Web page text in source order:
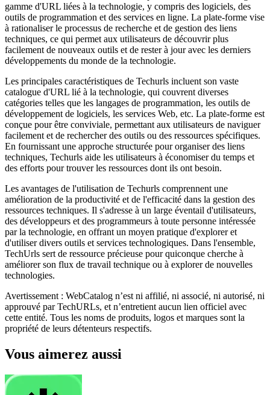
gamme d'URL liées à la technologie, y compris des logiciels, des
outils de programmation et des services en ligne. La plate-forme vise
à rationaliser le processus de recherche et de gestion des liens
techniques, ce qui permet aux utilisateurs de découvrir plus
facilement de nouveaux outils et de rester à jour avec les derniers
développements du monde de la technologie.
Les principales caractéristiques de Techurls incluent son vaste
catalogue d'URL lié à la technologie, qui couvrent diverses
catégories telles que les langages de programmation, les outils de
développement de logiciels, les services Web, etc. La plate-forme est
conçue pour être conviviale, permettant aux utilisateurs de naviguer
facilement et de rechercher des outils ou des ressources spécifiques.
En fournissant une approche structurée pour organiser des liens
techniques, Techurls aide les utilisateurs à économiser du temps et
des efforts pour trouver les ressources dont ils ont besoin.
Les avantages de l'utilisation de Techurls comprennent une
amélioration de la productivité et de l'efficacité dans la gestion des
ressources techniques. Il s'adresse à un large éventail d'utilisateurs,
des développeurs et des programmeurs à toute personne intéressée
par la technologie, en offrant un moyen pratique d'explorer et
d'utiliser divers outils et services technologiques. Dans l'ensemble,
TechUrls sert de ressource précieuse pour quiconque cherche à
améliorer son flux de travail technique ou à explorer de nouvelles
technologies.
Avertissement : WebCatalog n’est ni affilié, ni associé, ni autorisé, ni
approuvé par TechURLs, et n’entretient aucun lien officiel avec
cette entité. Tous les noms de produits, logos et marques sont la
propriété de leurs détenteurs respectifs.
Vous aimerez aussi